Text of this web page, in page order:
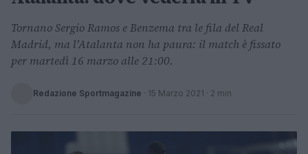
Tornano Sergio Ramos e Benzema tra le fila del Real
Madrid, ma l'Atalanta non ha paura: il match è fissato
per martedì 16 marzo alle 21:00.
Redazione Sportmagazine · 15 Marzo 2021 · 2 min